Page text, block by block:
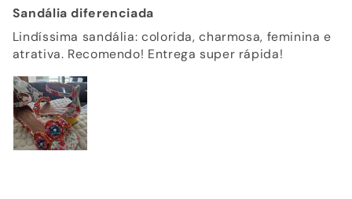
Sandália diferenciada
Lindíssima sandália: colorida, charmosa, feminina e
atrativa. Recomendo! Entrega super rápida!